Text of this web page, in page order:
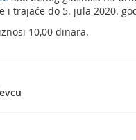
i trajaće do 5. jula 2020.
10,00 dinara.